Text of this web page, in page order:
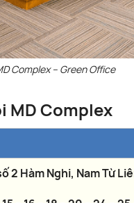
Complex – Green Office
MD Complex
2 Hàm Nghi, Nam Từ